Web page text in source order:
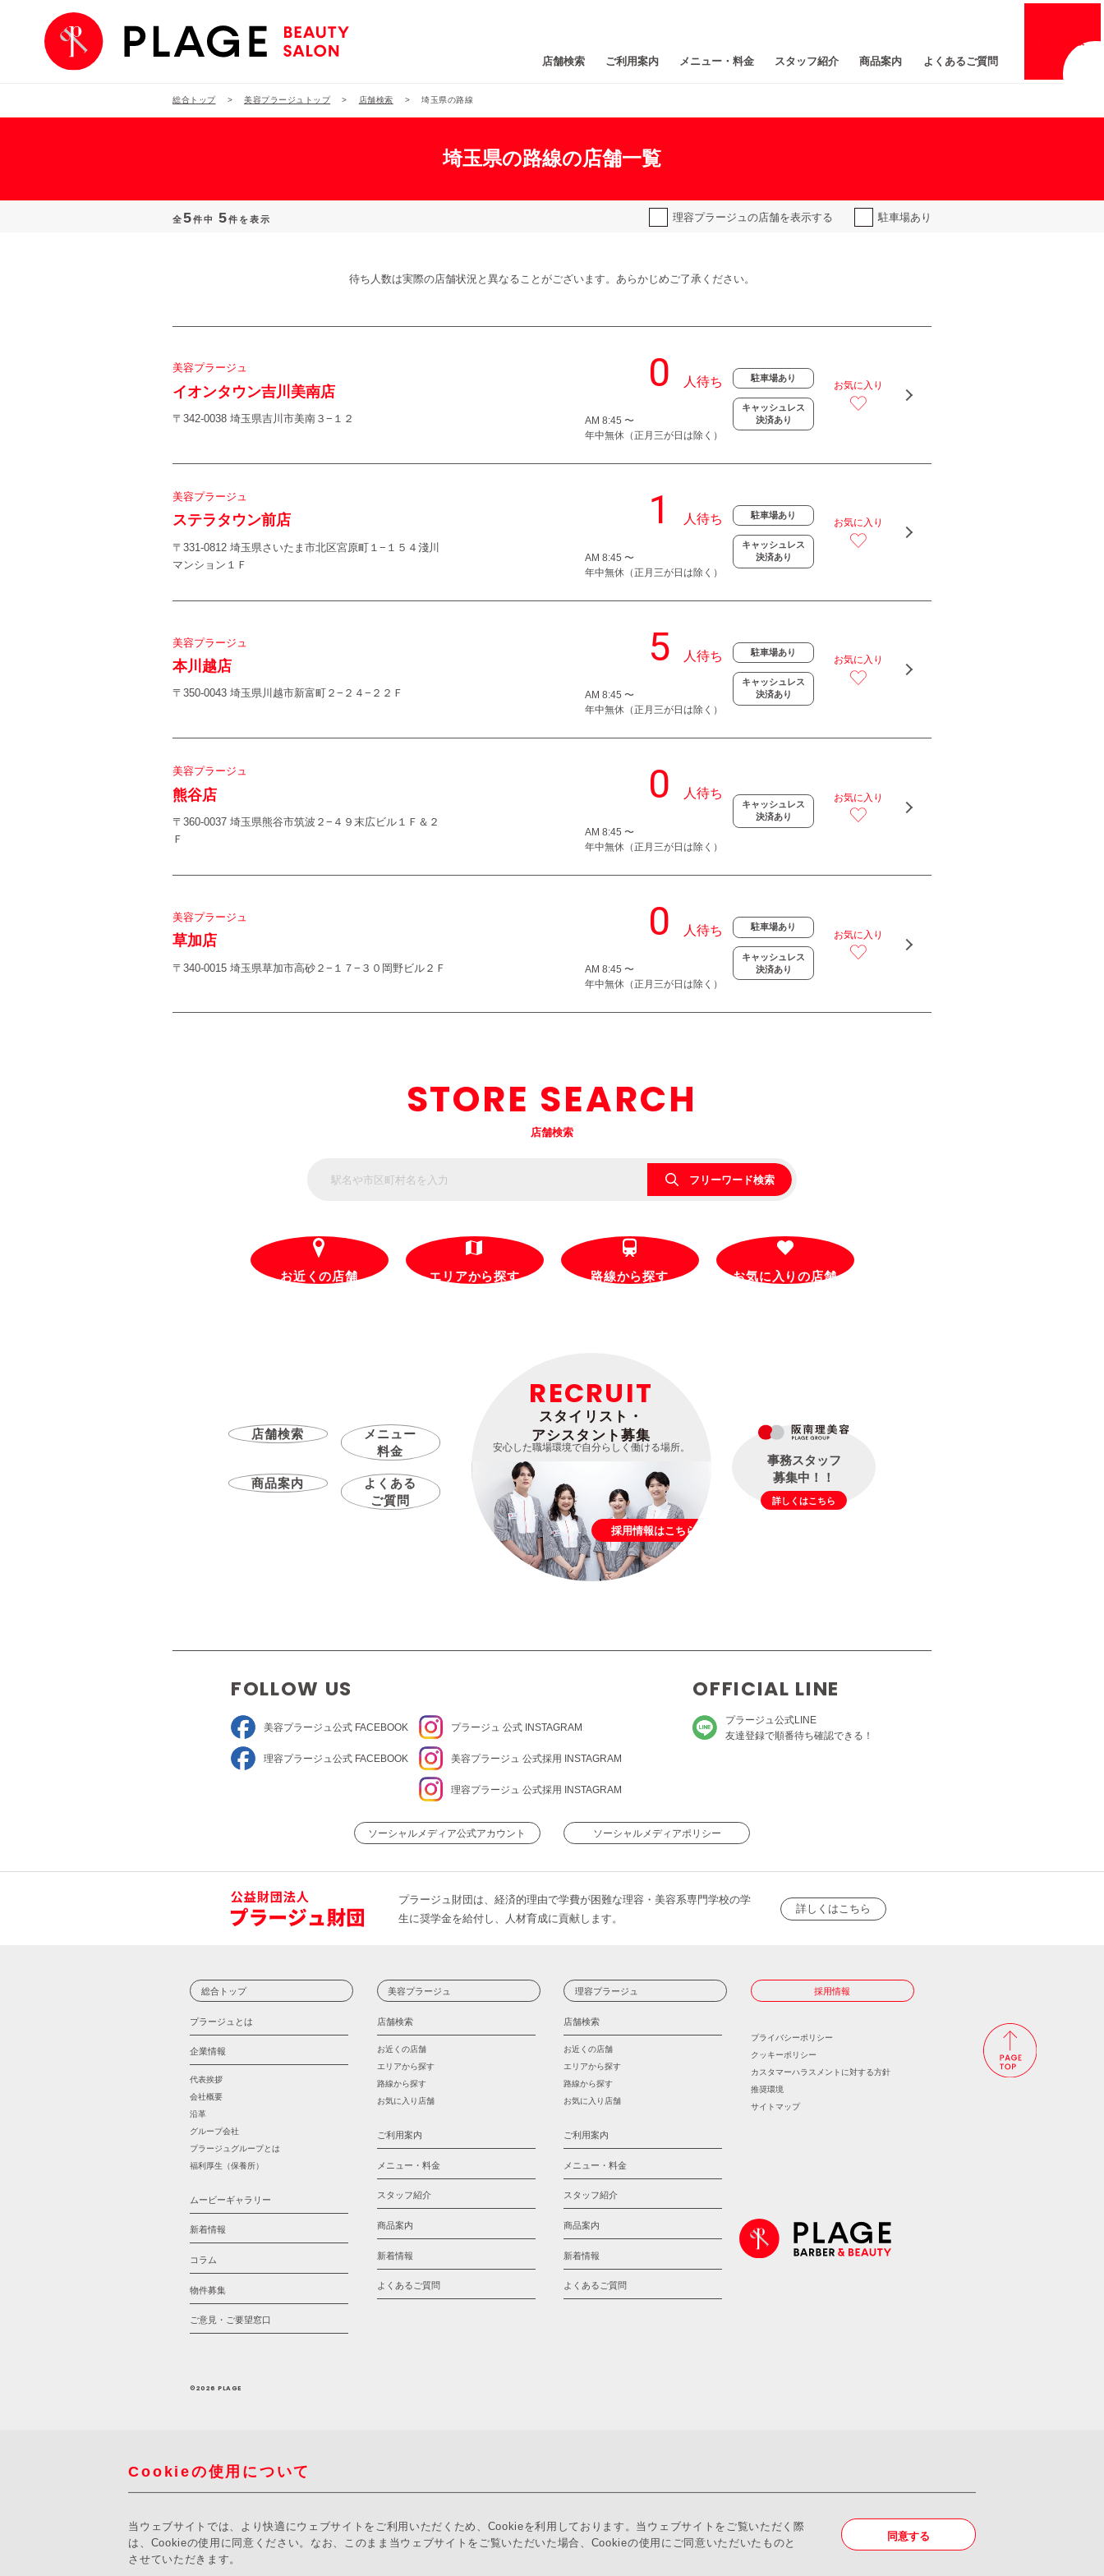
情報
店舗検索 ご利用案内 メニュー・料金 スタッフ紹介 商品案内 よくあるご質問
総合トップ 美容プラージュトップ 店舗検索 埼玉県の路線
埼玉県の路線の店舗一覧
全5件中 5件を表示 理容プラージュの店舗を表示する 駐車場あり
待ち人数は実際の店舗状況と異なることがございます。あらかじめご了承ください。
美容プラージュ
イオンタウン吉川美南店
〒342-0038 埼玉県吉川市美南３−１２
AM 8:45 〜
年中無休（正月三が日は除く）
駐車場あり
キャッシュレス
決済あり
お気に入り
美容プラージュ
ステラタウン前店
〒331-0812 埼玉県さいたま市北区宮原町１−１５４淺川
マンション１Ｆ
AM 8:45 〜
年中無休（正月三が日は除く）
駐車場あり
キャッシュレス
決済あり
お気に入り
美容プラージュ
本川越店
〒350-0043 埼玉県川越市新富町２−２４−２２Ｆ
AM 8:45 〜
年中無休（正月三が日は除く）
駐車場あり
キャッシュレス
決済あり
お気に入り
美容プラージュ
熊谷店
〒360-0037 埼玉県熊谷市筑波２−４９末広ビル１Ｆ＆２
Ｆ
AM 8:45 〜
年中無休（正月三が日は除く）
キャッシュレス
決済あり
お気に入り
美容プラージュ
草加店
〒340-0015 埼玉県草加市高砂２−１７−３０岡野ビル２Ｆ
AM 8:45 〜
年中無休（正月三が日は除く）
駐車場あり
キャッシュレス
決済あり
お気に入り
STORE SEARCH
店舗検索
フリーワード検索
お近くの店舗 エリアから探す 路線から探す お気に入りの店舗
店舗検索
メニュー
料金
商品案内
よくある
ご質問
RECRUIT
スタイリスト・
アシスタント募集
安心した職場環境で自分らしく働ける場所。
採用情報はこちら
事務スタッフ
募集中！！
詳しくはこちら
FOLLOW US
美容プラージュ 公式 FACEBOOK
理容プラージュ 公式 FACEBOOK
プラージュ公式 INSTAGRAM
美容プラージュ 公式採用 INSTAGRAM
理容プラージュ 公式採用 INSTAGRAM
OFFICIAL LINE
プラージュ公式LINE
友達登録で順番待ち確認できる！
ソーシャルメディア公式アカウント ソーシャルメディアポリシー
プラージュ財団は、経済的理由で学費が困難な理容・美容系専門学校の学
生に奨学金を給付し、人材育成に貢献します。
詳しくはこちら
総合トップ
プラージュとは
企業情報
代表挨拶
会社概要
沿革
グループ会社
プラージュグループとは
福利厚生（保養所）
ムービーギャラリー
新着情報
コラム
物件募集
ご意見・ご要望窓口
美容プラージュ
店舗検索
お近くの店舗
エリアから探す
路線から探す
お気に入り店舗
ご利用案内
メニュー・料金
スタッフ紹介
商品案内
新着情報
よくあるご質問
理容プラージュ
店舗検索
お近くの店舗
エリアから探す
路線から探す
お気に入り店舗
ご利用案内
メニュー・料金
スタッフ紹介
商品案内
新着情報
よくあるご質問
採用情報
プライバシーポリシー
クッキーポリシー
カスタマーハラスメントに対する方針
推奨環境
サイトマップ
©2026 PLAGE
Cookieの使用について
当ウェブサイトでは、より快適にウェブサイトをご利用いただくため、Cookieを利用しております。当ウェブサイトをご覧いただく際
は、Cookieの使用に同意ください。なお、このまま当ウェブサイトをご覧いただいた場合、Cookieの使用にご同意いただいたものと
させていただきます。
同意する